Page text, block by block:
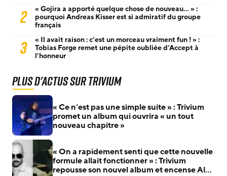
2
« Gojira a apporté quelque chose de nouveau… » :
pourquoi Andreas Kisser est si admiratif du groupe
français
3
« Il avait raison : c’est un morceau vraiment fun ! » :
Tobias Forge remet une pépite oubliée d’Accept à
l’honneur
Plus d'actus sur Trivium
« Ce n’est pas une simple suite » : Trivium
promet un album qui ouvrira « un tout
nouveau chapitre »
« On a rapidement senti que cette nouvelle
formule allait fonctionner » : Trivium
repousse son nouvel album et encense Alex